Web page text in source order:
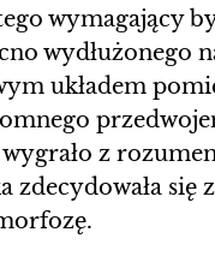
wymagający
wydłużonego
układem
wygrało z
zdecydowała się